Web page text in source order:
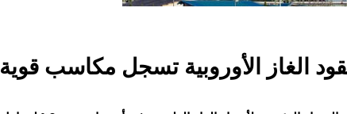
الغاز الأوروبية تسجل مكاسب قوية